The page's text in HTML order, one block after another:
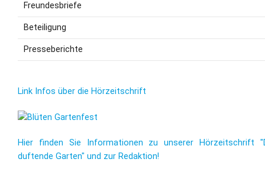
Freundesbriefe
Beteiligung
Presseberichte
Link Infos über die Hörzeitschrift
Hier finden Sie Informationen zu unserer Hörzeitschrift
duftende Garten" und zur Redaktion!